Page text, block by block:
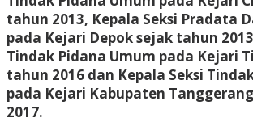
tahun 2013, Kepala Seksi Pradata
pada Kejari Depok sejak tahun
Tindak Pidana Umum pada Kejari
tahun 2016 dan Kepala Seksi
pada Kejari Kabupaten
2017.